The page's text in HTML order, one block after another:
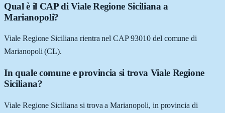
Qual è il CAP di Viale Regione Siciliana a
Marianopoli?
Viale Regione Siciliana rientra nel CAP 93010 del comune di
Marianopoli (CL).
In quale comune e provincia si trova Viale Regione
Siciliana?
Viale Regione Siciliana si trova a Marianopoli, in provincia di